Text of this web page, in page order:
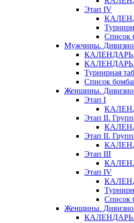
Этап IV
Список
Мужчины.
КАЛЕНДАРЬ.
КАЛЕНДАРЬ.
Турнирная
Список
Женщины.
Этап I
Этап II.
Этап II.
Этап III
Этап IV
Список
Женщины.
КАЛЕНДАРЬ.